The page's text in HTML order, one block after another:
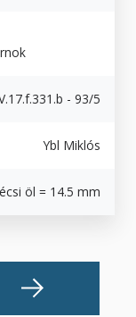
- 93/5
Ybl Miklós
öl = 14.5 mm